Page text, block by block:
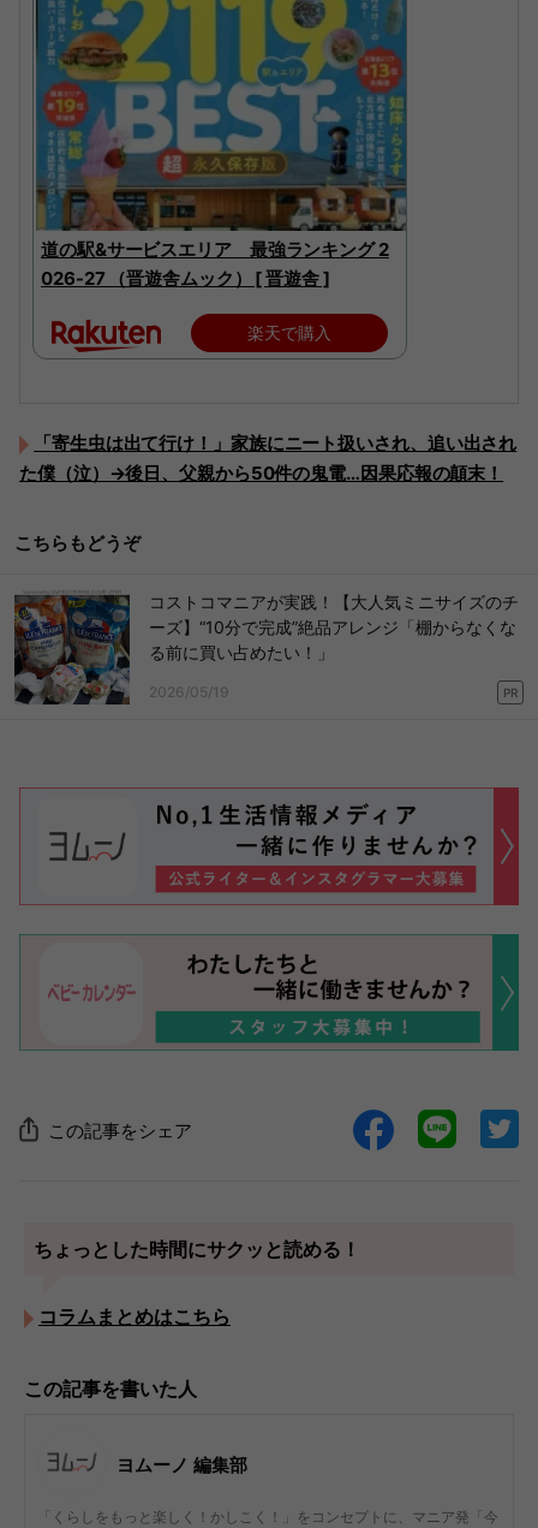
道の駅&サービスエリア 最強ランキング 2
026-27 （晋遊舎ムック） [ 晋遊舎 ]
楽天で購入
「寄生虫は出て行け！」家族にニート扱いされ、追い出され
た僕（泣）→後日、父親から50件の鬼電…因果応報の顛末！
こちらもどうぞ
コストコマニアが実践！【大人気ミニサイズのチ
ーズ】“10分で完成”絶品アレンジ「棚からなくな
る前に買い占めたい！」
2026/05/19 PR
この記事をシェア
ちょっとした時間にサクッと読める！
コラムまとめはこちら
この記事を書いた人
ヨムーノ 編集部
「くらしをもっと楽しく！かしこく！」をコンセプトに、マニア発「今